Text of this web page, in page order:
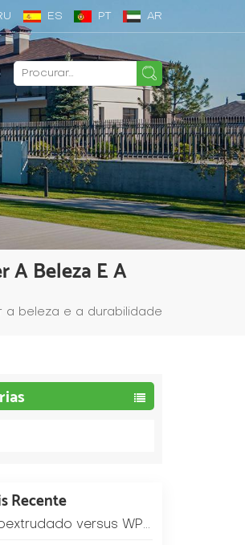
ES PT AR
A Beleza E A
a beleza e a durabilidade
Recente
padrão de camada única: qual a diferença de preço e como escolher?